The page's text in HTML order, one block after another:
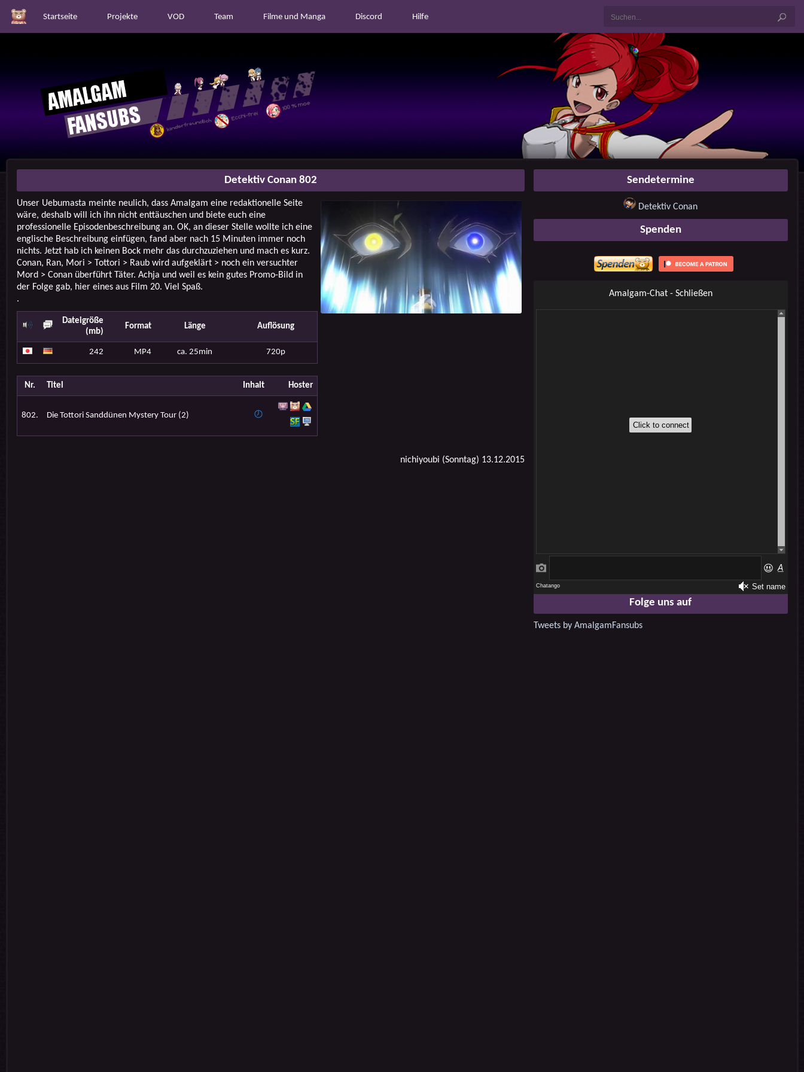
Startseite Projekte VOD Team Filme und Manga Discord Hilfe
Detektiv Conan 802
Unser Uebumasta meinte neulich, dass Amalgam eine redaktionelle Seite
wäre, deshalb will ich ihn nicht enttäuschen und biete euch eine
professionelle Episodenbeschreibung an. OK, an dieser Stelle wollte ich eine
englische Beschreibung einfügen, fand aber nach 15 Minuten immer noch
nichts. Jetzt hab ich keinen Bock mehr das durchzuziehen und mach es kurz.
Conan, Ran, Mori > Tottori > Raub wird aufgeklärt > noch ein versuchter
Mord > Conan überführt Täter. Achja und weil es kein gutes Promo-Bild in
der Folge gab, hier eines aus Film 20. Viel Spaß.
.
Dateigröße
(mb)
Format Länge Auflösung
242 MP4 ca. 25min 720p
Nr. Titel Inhalt Hoster
802. Die Tottori Sanddünen Mystery Tour (2)
nichiyoubi (Sonntag) 13.12.2015
Sendetermine
Detektiv Conan
Spenden
Amalgam-Chat - Schließen
Folge uns auf
Tweets by AmalgamFansubs